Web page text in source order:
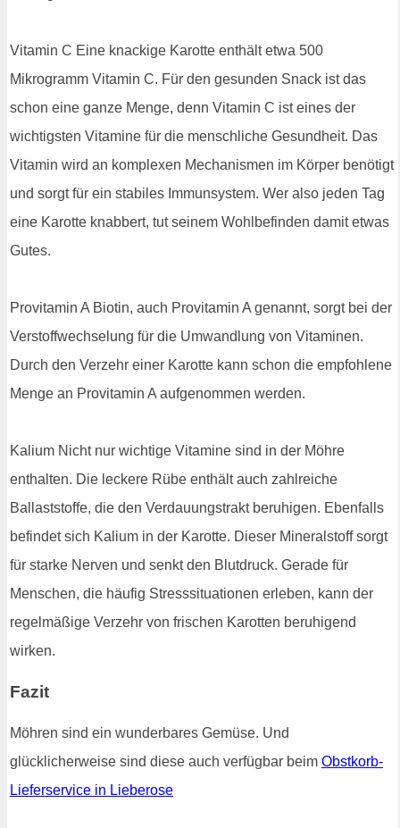
Vitamin C Eine knackige Karotte enthält etwa 500
Mikrogramm Vitamin C. Für den gesunden Snack ist das
schon eine ganze Menge, denn Vitamin C ist eines der
wichtigsten Vitamine für die menschliche Gesundheit. Das
Vitamin wird an komplexen Mechanismen im Körper benötigt
und sorgt für ein stabiles Immunsystem. Wer also jeden Tag
eine Karotte knabbert, tut seinem Wohlbefinden damit etwas
Gutes.
Provitamin A Biotin, auch Provitamin A genannt, sorgt bei der
Verstoffwechselung für die Umwandlung von Vitaminen.
Durch den Verzehr einer Karotte kann schon die empfohlene
Menge an Provitamin A aufgenommen werden.
Kalium Nicht nur wichtige Vitamine sind in der Möhre
enthalten. Die leckere Rübe enthält auch zahlreiche
Ballaststoffe, die den Verdauungstrakt beruhigen. Ebenfalls
befindet sich Kalium in der Karotte. Dieser Mineralstoff sorgt
für starke Nerven und senkt den Blutdruck. Gerade für
Menschen, die häufig Stresssituationen erleben, kann der
regelmäßige Verzehr von frischen Karotten beruhigend
wirken.
Fazit
Möhren sind ein wunderbares Gemüse. Und
glücklicherweise sind diese auch verfügbar beim Obstkorb-
Lieferservice in Lieberose